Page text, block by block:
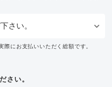
にお支払いいただく総額です。
さい。